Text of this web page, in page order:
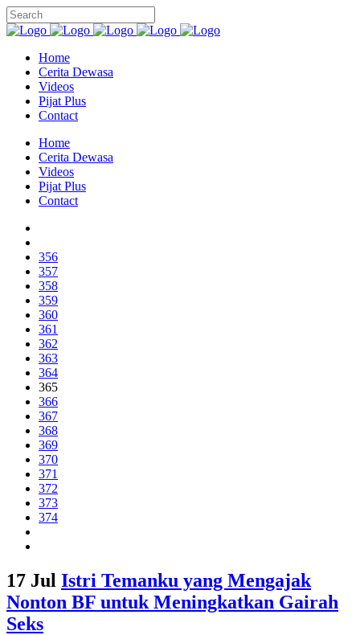
Home
Cerita Dewasa
Videos
Pijat Plus
Contact
Home
Cerita Dewasa
Videos
Pijat Plus
Contact
356
357
358
359
360
361
362
363
364
365
366
367
368
369
370
371
372
373
374
17 Jul Istri Temanku yang Mengajak
Nonton BF untuk Meningkatkan Gairah
Seks